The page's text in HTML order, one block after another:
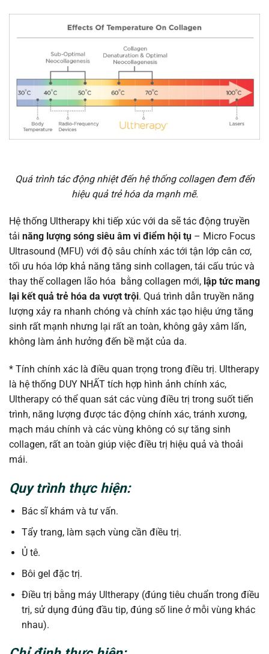
Quá trình tác động nhiệt đến hệ thống collagen đem đến
hiệu quả trẻ hóa da mạnh mẽ.
Hệ thống Ultherapy khi tiếp xúc với da sẽ tác động truyền
tải năng lượng sóng siêu âm vi điểm hội tụ – Micro Focus
Ultrasound (MFU) với độ sâu chính xác tới tận lớp cân cơ,
tối ưu hóa lớp khả năng tăng sinh collagen, tái cấu trúc và
thay thế collagen lão hóa bằng collagen mới, lập tức mang
lại kết quả trẻ hóa da vượt trội. Quá trình dẫn truyền năng
lượng xảy ra nhanh chóng và chính xác tạo hiệu ứng tăng
sinh rất mạnh nhưng lại rất an toàn, không gây xâm lấn,
không làm ảnh hưởng đến bề mặt của da.
* Tính chính xác là điều quan trọng trong điều trị. Ultherapy
là hệ thống DUY NHẤT tích hợp hình ảnh chính xác,
Ultherapy có thể quan sát các vùng điều trị trong suốt tiến
trình, năng lượng được tác động chính xác, tránh xương,
mạch máu chính và các vùng không có sự tăng sinh
collagen, rất an toàn giúp việc điều trị hiệu quả và thoải
mái.
Quy trình thực hiện:
Bác sĩ khám và tư vấn.
Tẩy trang, làm sạch vùng cần điều trị.
Ủ tê.
Bôi gel đặc trị.
Điều trị bằng máy Ultherapy (đúng tiêu chuẩn trong điều
trị, sử dụng đúng đầu tip, đúng số line ở mỗi vùng khác
nhau).